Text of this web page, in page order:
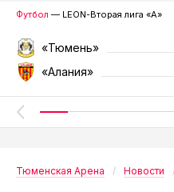
Футбол — LEON-Вторая лига «А»
«Тюмень»
«Алания»
Тюменская Арена Новости